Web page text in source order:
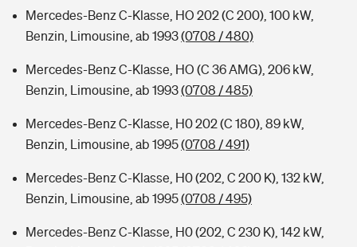
Mercedes-Benz C-Klasse, HO 202 (C 200), 100 kW,
Benzin, Limousine, ab 1993(0708 / 480)
Mercedes-Benz C-Klasse, HO (C 36 AMG), 206 kW,
Benzin, Limousine, ab 1993(0708 / 485)
Mercedes-Benz C-Klasse, H0 202 (C 180), 89 kW,
Benzin, Limousine, ab 1995(0708 / 491)
Mercedes-Benz C-Klasse, H0 (202, C 200 K), 132 kW,
Benzin, Limousine, ab 1995(0708 / 495)
Mercedes-Benz C-Klasse, H0 (202, C 230 K), 142 kW,